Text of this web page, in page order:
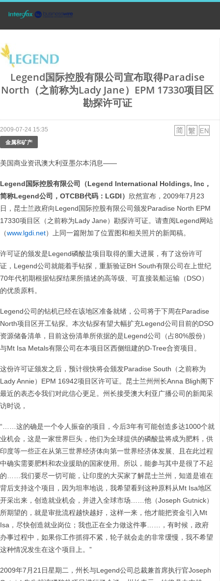
Legend国际控股有限公司宣布取得Paradise
North（之前称为Lady Jane）EPM 17330项目区
勘探许可证
2009-07-24 15:35
金属和矿产
美国商业资讯澳大利亚墨尔本消息——
Legend国际控股有限公司（Legend International Holdings, Inc，
简称Legend公司，OTCBB代码：LGDI） 欣然宣布，2009年7月23
日，昆士兰政府向Legend国际控股有限公司颁发Paradise North EPM
17330项目区（之前称为Lady Jane）勘探许可证。请查阅Legend网站
（www.lgdi.net）上同一篇附加了位置图和相关照片的新闻稿。
许可证的颁发是Legend磷酸盐项目取得的重大进展，有了这份许可
证，Legend公司就能着手钻探，重新验证BH South有限公司在上世纪
70年代初期根据钻探结果所描述的高等级、可直接装船运输（DSO）
的优质原料。
Legend公司的钻机已经在该地区准备就绪，公司将于下周在Paradise
North项目区开工钻探。本次钻探有望大幅扩充Legend公司目前的DSO
资源储备清单，目前这份清单所依据的是Legend公司（占80%股份）
与Mt Isa Metals有限公司在本项目区西侧组建的D-Tree合资项目。
这份许可证颁发之后，预计很快将会颁发Paradise South（之前称为
Lady Annie）EPM 16942项目区许可证。昆士兰州州长Anna Bligh阁下
最近的表态令我们对此信心更足。州长接受澳大利亚广播公司的新闻采
访时说，
“……这的确是一个令人振奋的项目，今后3年有可能创造多达1000个就
业机会，这是一家世界巨头，他们为全球提供的磷酸盐将成为肥料，供
印度等一些正在从第三世界经济体向第一世界经济体发展、且在此过程
中确实需要肥料和农业援助的国家使用。所以，能参与其中是很了不起
的……我们要尽一切可能，让印度的大买家了解昆士兰州，知道是谁在
背后支持这个项目，因为坦率地说，我希望看到这种原料从Mt Isa地区
开采出来，创造就业机会，并进入全球市场……他（Joseph Gutnick）
所期望的，就是审批流程越快越好，这样一来，他才能把资金引入Mt
Isa，尽快创造就业岗位；我也正在全力做这件事……，有时候，政府
办事过程中，如果你工作抓得不紧，轮子就会走的非常缓慢，我不希望
这种情况发生在这个项目上。”
2009年7月21日星期二，州长与Legend公司总裁兼首席执行官Joseph